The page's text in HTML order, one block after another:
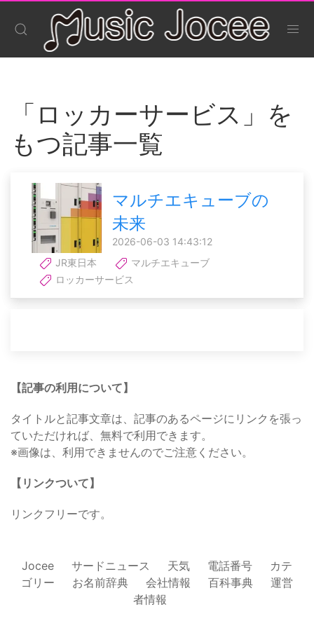
「ロッカーサービス」を
もつ記事一覧
マルチエキューブの
未来
2026-06-03 14:43:12
JR東日本
マルチエキューブ
ロッカーサービス
【記事の利用について】
タイトルと記事文章は、記事のあるページにリンクを張っ
ていただければ、無料で利用できます。
※画像は、利用できませんのでご注意ください。
【リンクついて】
リンクフリーです。
Jocee サードニュース 天気 電話番号
カテ
ゴリー
お名前辞典 会社情報 百科事典
運営
者情報